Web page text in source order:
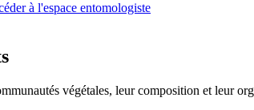
à l'espace entomologiste
végétales, leur composition et leur